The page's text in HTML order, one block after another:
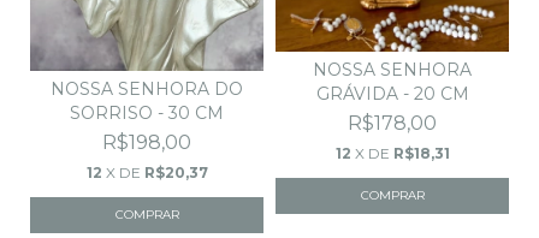
NOSSA SENHORA DO
SORRISO - 30 CM
R$198,00
12 X DE R$20,37
NOSSA SENHORA
GRÁVIDA - 20 CM
R$178,00
12 X DE R$18,31